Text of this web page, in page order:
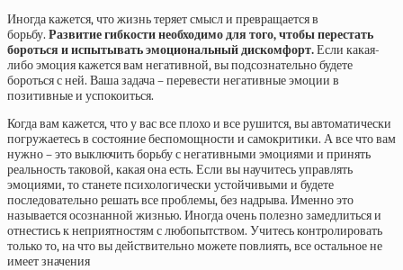
Иногда кажется, что жизнь теряет смысл и превращается в
борьбу. Развитие гибкости необходимо для того, чтобы перестать
бороться и испытывать эмоциональный дискомфорт.Если какая-
либо эмоция кажется вам негативной, вы подсознательно будете
бороться с ней. Ваша задача – перевести негативные эмоции в
позитивные и успокоиться.
Когда вам кажется, что у вас все плохо и все рушится, вы автоматически
погружаетесь в состояние беспомощности и самокритики. А все что вам
нужно – это выключить борьбу с негативными эмоциями и принять
реальность таковой, какая она есть. Если вы научитесь управлять
эмоциями, то станете психологически устойчивыми и будете
последовательно решать все проблемы, без надрыва. Именно это
называется осознанной жизнью. Иногда очень полезно замедлиться и
отнестись к неприятностям с любопытством. Учитесь контролировать
только то, на что вы действительно можете повлиять, все остальное не
имеет значения